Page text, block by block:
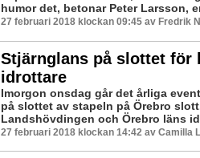
humor det, betonar Peter Larsson,
27 februari 2018 klockan 09:45 av Fredrik
Stjärnglans på slottet för
idrottare
Imorgon onsdag går det årliga
på slottet av stapeln på Örebro
Landshövdingen och Örebro läns
27 februari 2018 klockan 14:42 av Camilla